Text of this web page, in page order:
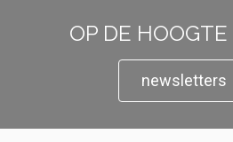
OP DE
newsletters